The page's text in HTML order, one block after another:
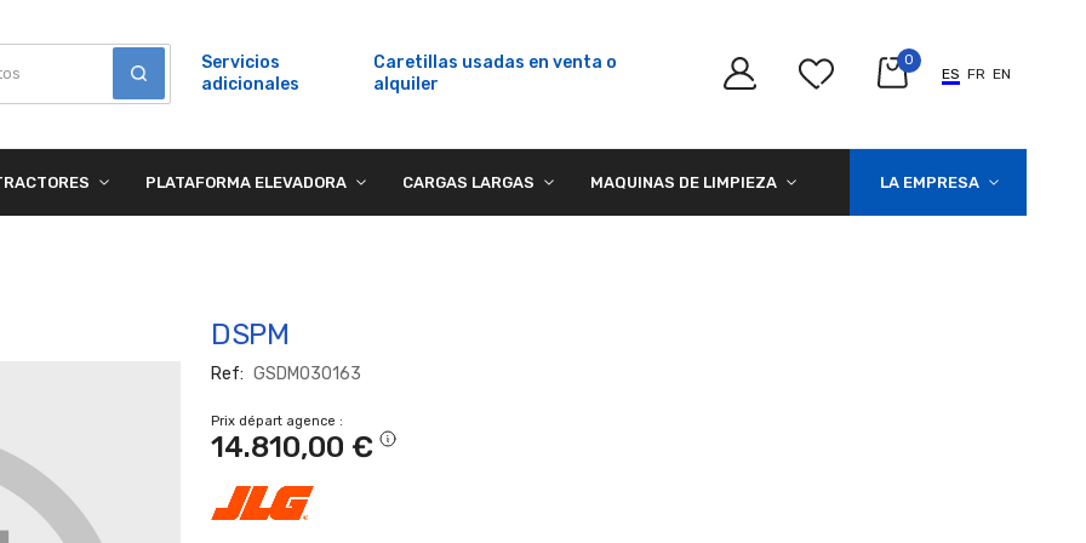
Servicios
adicionales
Caretillas usadas en venta o
alquiler
0
ES FR EN
PLATAFORMA ELEVADORA CARGAS LARGAS MAQUINAS DE LIMPIEZA LA EMPRESA
DSPM
Ref GSDM030163
Prix départ agence
14.810,00 €